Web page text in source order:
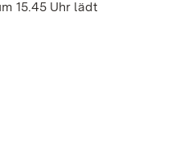
15.45 Uhr lädt